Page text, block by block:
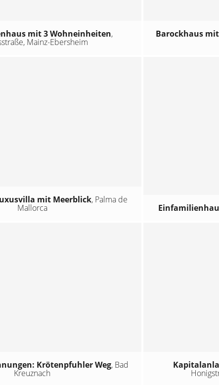
mit 3 Wohneinheiten,
Mainz-Ebersheim
Barockhaus
mit Meerblick, Palma de
Mallorca
Krötenpfuhler Weg, Bad
Kreuznach